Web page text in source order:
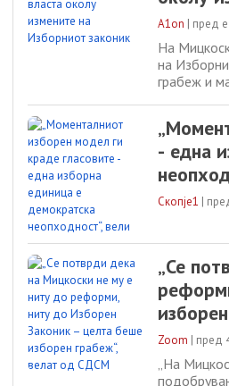
A1on | пред
На
на
грабеж и
Левица и
- една
Скопје1 |
„Се
Zoom | пред
„На